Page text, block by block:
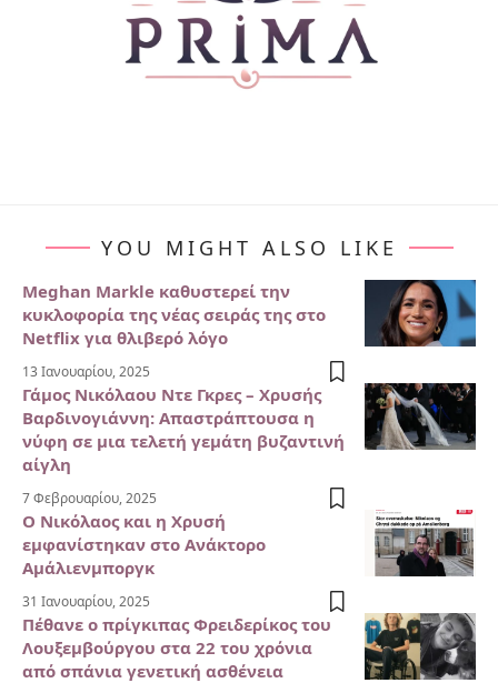
YOU MIGHT ALSO LIKE
Meghan Markle καθυστερεί την
κυκλοφορία της νέας σειράς της στο
Netflix για θλιβερό λόγο
13 Ιανουαρίου, 2025
Γάμος Νικόλαου Ντε Γκρες – Χρυσής
Βαρδινογιάννη: Απαστράπτουσα η
νύφη σε μια τελετή γεμάτη βυζαντινή
αίγλη
7 Φεβρουαρίου, 2025
Ο Νικόλαος και η Χρυσή
εμφανίστηκαν στο Ανάκτορο
Αμάλιενμποργκ
31 Ιανουαρίου, 2025
Πέθανε ο πρίγκιπας Φρειδερίκος του
Λουξεμβούργου στα 22 του χρόνια
από σπάνια γενετική ασθένεια